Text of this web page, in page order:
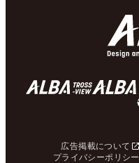
広告掲載について
プライバシーポリシー